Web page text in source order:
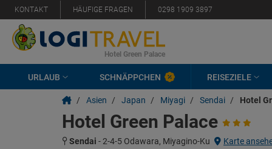
KONTAKT HÄUFIGE FRAGEN 0298 1909 3897
Hotel Green Palace
URLAUB SCHNÄPPCHEN REISEZIELE
/ Asien / Japan / Miyagi / Sendai / Hotel
Hotel Green Palace
Sendai -2-4-5 Odawara, Miyagino-Ku Karte